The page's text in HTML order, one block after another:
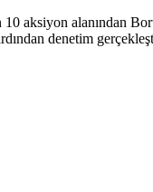
aksiyon alanından
denetim